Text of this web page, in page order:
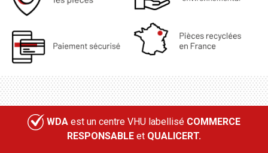
WDA est un centre VHU labellisé COMMERCE
RESPONSABLE et QUALICERT.